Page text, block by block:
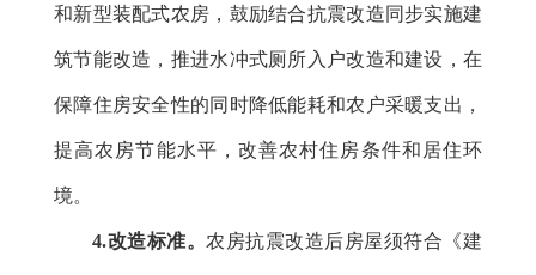
和新型装配式农房，鼓励结合抗震改造同步实施建
筑节能改造，推进水冲式厕所入户改造和建设，在
保障住房安全性的同时降低能耗和农户采暖支出，
提高农房节能水平，改善农村住房条件和居住环
境。
4.改造标准。农房抗震改造后房屋须符合《建